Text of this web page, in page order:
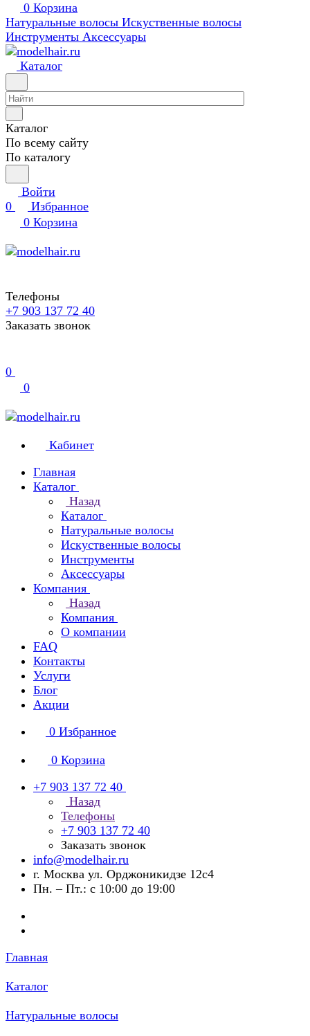
0 Корзина
Натуральные волосы Искуственные волосы
Инструменты Аксессуары
Каталог
Каталог
По всему сайту
По каталогу
Войти
0
Избранное
0 Корзина
Телефоны
+7 903 137 72 40
Заказать звонок
0
0
Кабинет
Главная
Каталог
Назад
Каталог
Натуральные волосы
Искуственные волосы
Инструменты
Аксессуары
Компания
Назад
Компания
О компании
FAQ
Контакты
Услуги
Блог
Акции
0 Избранное
0 Корзина
+7 903 137 72 40
Назад
Телефоны
+7 903 137 72 40
Заказать звонок
info@modelhair.ru
г. Москва ул. Орджоникидзе 12с4
Пн. – Пт.: с 10:00 до 19:00
Главная
Каталог
Натуральные волосы